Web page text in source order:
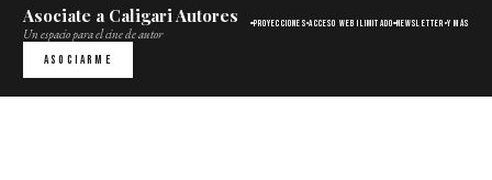
Asociate a Caligari Autores
Un espacio para el cine de autor
Proyecciones Acceso web ilimitado Newsletter Y más
Asociarme